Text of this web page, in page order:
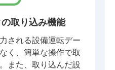
取り込み機能
される設備運転デー
く、簡単な操作で取
また、取り込んだ設